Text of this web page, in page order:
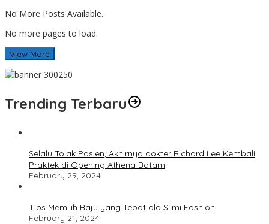
No More Posts Available.
No more pages to load.
View More
Trending Terbaru
Selalu Tolak Pasien, Akhirnya dokter Richard Lee Kembali
Praktek di Opening Athena Batam
February 29, 2024
Tips Memilih Baju yang Tepat ala Silmi Fashion
February 21, 2024